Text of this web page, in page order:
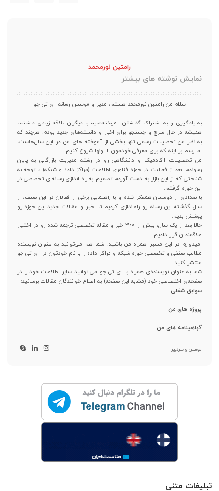
رامتین نورمحمد
نمایش نوشته های بیشتر
سلام من رامتین نورمحمد هستم، مدیر و موسس رسانه آی تی جو
به یادگیری و به اشتراک گذاشتن آموخته‌هایم با دیگران علاقه زیادی داشتم،
همیشه در حال سرچ و جستجو برای اخبار و دانسته‌های جدید بودم. هرچند که
به نظر من تحصیلات رسمی تنها بخشی از آموخته های من در این سال‌هاست،
اما رسم بر اینه که برای معرفی خودمون با اونها شروع کنیم.
من تحصیلات آکادمیک و دانشگاهی رو در رشته مدیریت بازرگانی به پایان
رسوندم. بعد از فعالیت در حوزه فناوری اطلاعات (مراکز داده و شبکه) با توجه به
شناختی که از این بازار به دست آوردم تصمیم به راه اندازی رسانه‌ای تخصصی در
این حوزه گرفتم.
با تعدادی از دوستان همفکر شده و با راهنمایی برخی از فعالان در این صنف، از
سال گذشته این رسانه رو راه‌اندازی کردیم تا اخبار و مقالات جدید این حوزه رو
پوشش بدیم.
حالا بعد از یک سال، بیش از ۳۰۰ خبر و مقاله تخصصی ترجمه شده رو در اختیار
علاقمندان قرار دادیم.
امیدوارم در این مسیر همراه من باشید. شما هم می‌توانید به عنوان نویسنده
مطالب صنفی و تخصصی حوزه شبکه و مراکز داده را با نام خودتون در آی تی جو
منتشر کنید.
شما به عنوان نویسنده‌ی همراه با آی تی جو می توانید سایر اطلاعات خود را در
صفحه‌ی اختصاصی خود (مشابه این صفحه) به اطلاع خوانندگان مقالات برسانید:
سوابق شغلی
پروژه های من
گواهینامه های من
موسس و سردبیر
تبلیغات متنی